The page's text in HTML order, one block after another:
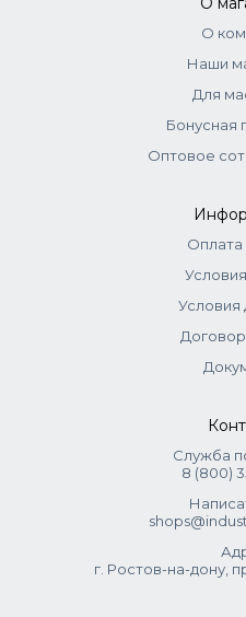
О
Наши
Для
Бонусная
Оптовое
Условия
Служба
8 (800)
г. Ростов-на-дону,